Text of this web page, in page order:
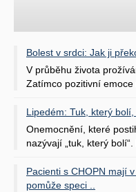
Bolest v srdci: Jak ji
V průběhu života
Zatímco pozitivní
Lipedém: Tuk, který
Onemocnění, které
nazývají „tuk, který
Pacienti s CHOPN mají
pomůže speci ..